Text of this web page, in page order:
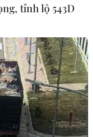
tỉnh lộ 543D